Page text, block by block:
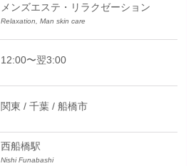
メンズエステ・リラクゼーション
Relaxation, Man skin care
12:00〜翌3:00
関東 / 千葉 / 船橋市
西船橋駅
Nishi Funabashi